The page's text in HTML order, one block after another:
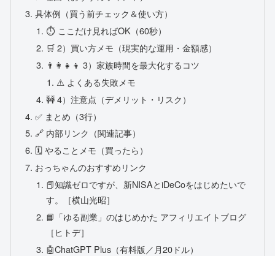
具体例（買う前チェック＆使い方）
⏱️ ここだけ見ればOK（60秒）
🛒 2）買い方メモ（現実的な運用・金額感）
👨‍👩‍👧‍👦 3）家族時間を最大化するコツ
⚠️ よくある失敗メモ
🚧 4）注意点（デメリット・リスク）
✅ まとめ（3行）
🔗 内部リンク（関連記事）
🗓️ やることメモ（買ったら）
おっちゃんのおすすめリンク
📕知識ゼロですが、新NISAとiDeCoをはじめたいで
す。［横山光昭］
📘「ゆる副業」のはじめかた アフィリエイトブログ
［ヒトデ］
🤖ChatGPT Plus（有料版／月20ドル）